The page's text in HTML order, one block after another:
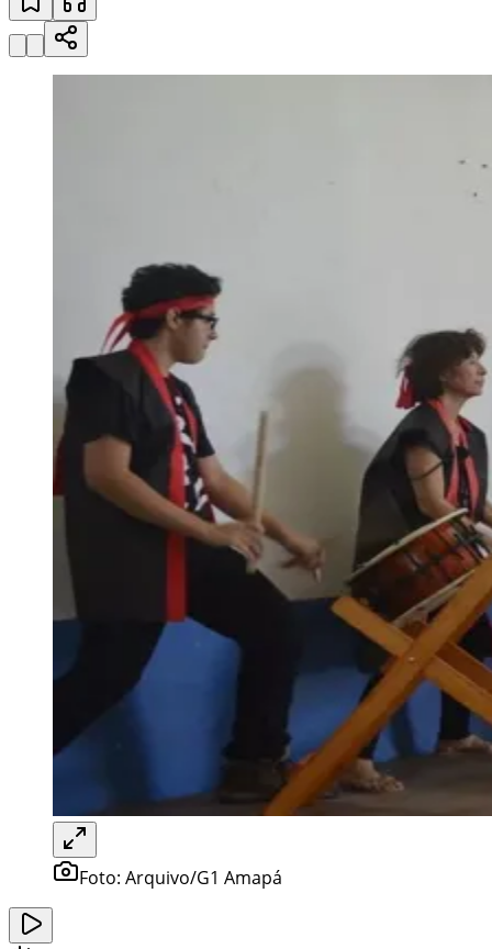
Foto: Arquivo/G1 Amapá